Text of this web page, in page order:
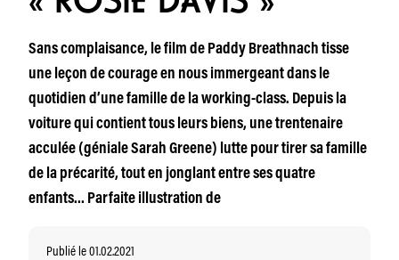
Sans complaisance, le film de Paddy Breathnach tisse
une leçon de courage en nous immergeant dans le
quotidien d’une famille de la working-class. Depuis la
voiture qui contient tous leurs biens, une trentenaire
acculée (géniale Sarah Greene) lutte pour tirer sa famille
de la précarité, tout en jonglant entre ses quatre
enfants… Parfaite illustration de
Publié le 01.02.2021